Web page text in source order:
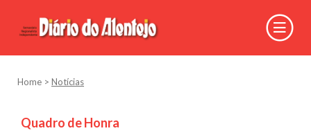
Home > Notícias
Quadro de Honra